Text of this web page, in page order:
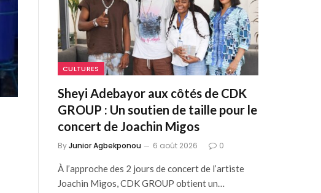
CULTURES
Sheyi Adebayor aux côtés de CDK
GROUP : Un soutien de taille pour le
concert de Joachin Migos
ByJunior Agbekponou 6 août 2026 0
À l’approche des 2 jours de concert de l’artiste
Joachin Migos, CDK GROUP obtient un…